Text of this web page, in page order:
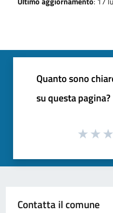
Quanto sono
su questa pagina?
Contatta il comune